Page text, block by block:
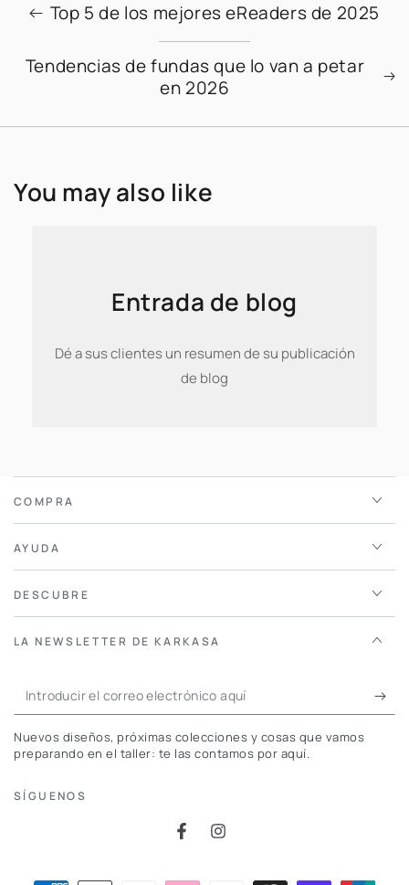
Top 5 de los mejores eReaders de 2025
Tendencias de fundas que lo van a petar
en 2026
You may also like
Entrada de blog
Dé a sus clientes un resumen de su publicación
de blog
COMPRA
AYUDA
DESCUBRE
LA NEWSLETTER DE KARKASA
Introducir
el
correo
aquí
Nuevos diseños, próximas colecciones y cosas que vamos
preparando en el taller: te las contamos por aquí.
SÍGUENOS
FacebookInstagram